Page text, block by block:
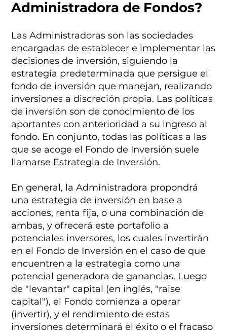
Administradora de Fondos?
Las Administradoras son las sociedades
encargadas de establecer e implementar las
decisiones de inversión, siguiendo la
estrategia predeterminada que persigue el
fondo de inversión que manejan, realizando
inversiones a discreción propia. Las políticas
de inversión son de conocimiento de los
aportantes con anterioridad a su ingreso al
fondo. En conjunto, todas las políticas a las
que se acoge el Fondo de Inversión suele
llamarse Estrategia de Inversión.
En general, la Administradora propondrá
una estrategia de inversión en base a
acciones, renta fija, o una combinación de
ambas, y ofrecerá este portafolio a
potenciales inversores, los cuales invertirán
en el Fondo de Inversión en el caso de que
encuentren a la estrategia como una
potencial generadora de ganancias. Luego
de "levantar" capital (en inglés, "raise
capital"), el Fondo comienza a operar
(invertir), y el rendimiento de estas
inversiones determinará el éxito o el fracaso